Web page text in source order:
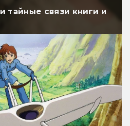
тайные связи книги и